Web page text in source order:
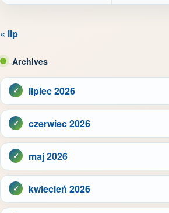
« lip
Archives
lipiec 2026
czerwiec 2026
maj 2026
kwiecień 2026